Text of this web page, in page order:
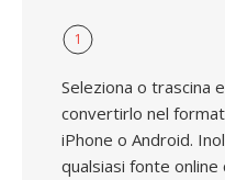
1
Seleziona o trascina
convertirlo nel
iPhone o Android.
qualsiasi fonte